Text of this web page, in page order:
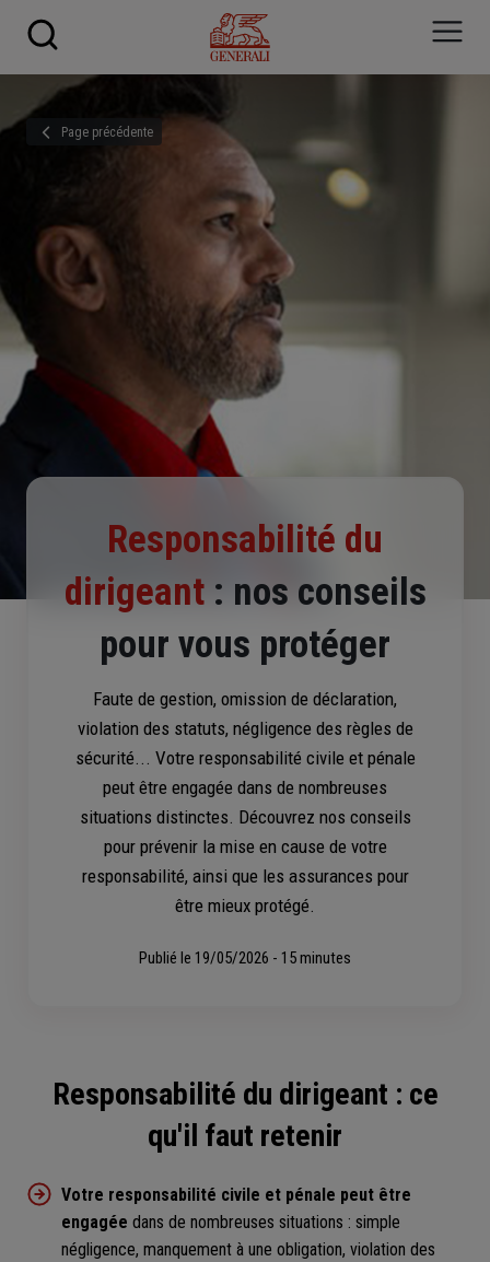
Page précédente
Responsabilité du
dirigeant: nos conseils
pour vous protéger
Faute de gestion, omission de déclaration,
violation des statuts, négligence des règles de
sécurité... Votre responsabilité civile et pénale
peut être engagée dans de nombreuses
situations distinctes. Découvrez nos conseils
pour prévenir la mise en cause de votre
responsabilité, ainsi que les assurances pour
être mieux protégé.
Publié le 19/05/2026 - 15 minutes
Responsabilité du dirigeant : ce
qu'il faut retenir
Votre responsabilité civile et pénale peut être
engagée dans de nombreuses situations : simple
négligence, manquement à une obligation, violation des